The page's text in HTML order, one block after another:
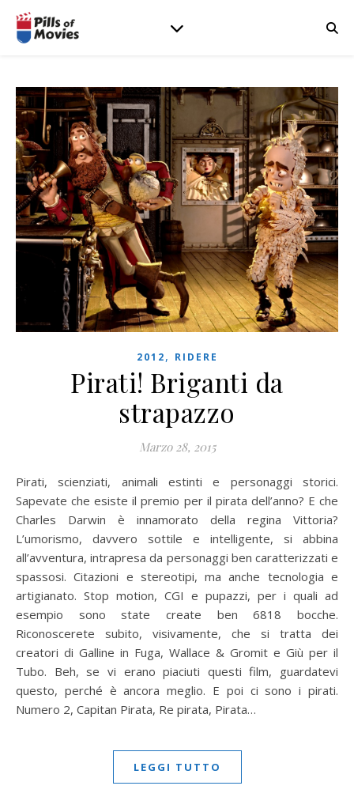
2012, RIDERE
Pirati! Briganti da
strapazzo
Marzo 28, 2015
Pirati, scienziati, animali estinti e personaggi storici.
Sapevate che esiste il premio per il pirata dell’anno? E che
Charles Darwin è innamorato della regina Vittoria?
L’umorismo, davvero sottile e intelligente, si abbina
all’avventura, intrapresa da personaggi ben caratterizzati e
spassosi. Citazioni e stereotipi, ma anche tecnologia e
artigianato. Stop motion, CGI e pupazzi, per i quali ad
esempio sono state create ben 6818 bocche.
Riconoscerete subito, visivamente, che si tratta dei
creatori di Galline in Fuga, Wallace & Gromit e Giù per il
Tubo. Beh, se vi erano piaciuti questi film, guardatevi
questo, perché è ancora meglio. E poi ci sono i pirati.
Numero 2, Capitan Pirata, Re pirata, Pirata…
LEGGI TUTTO